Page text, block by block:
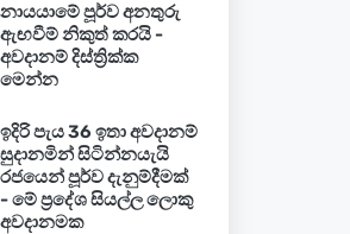
නායයාමේ පූර්ව අනතුරු
ඇඟවීම් නිකුත් කරයි -
අවදානම් දිස්ත්‍රික්ක
මෙන්න
ඉදිරි පැය 36 ඉතා අවදානම්
සුදානමින් සිටින්නයැයි
රජයෙන් පූර්ව දැනුම්දීමක්
- මේ ප්‍රදේශ සියල්ල ලොකු
අවදානමක